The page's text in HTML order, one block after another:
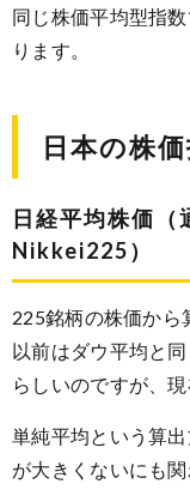
同じ株価平均型指
ります。
日本の株
日経平均株価（
Nikkei225）
225銘柄の株価から
以前はダウ平均と
らしいのですが、
単純平均という算
が大きくないにも